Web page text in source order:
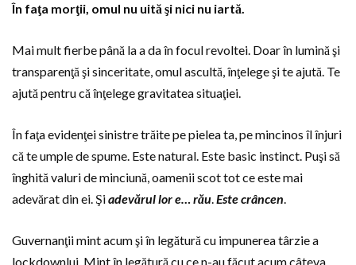
În faţa morţii, omul nu uită şi nici nu iartă.
Mai mult fierbe până la a da în focul revoltei. Doar în lumină şi
transparenţă şi sinceritate, omul ascultă, înţelege şi te ajută. Te
ajută pentru că înţelege gravitatea situaţiei.
În faţa evidenţei sinistre trăite pe pielea ta, pe mincinos îl înjuri
că te umple de spume. Este natural. Este basic instinct. Puşi să
înghită valuri de minciună, oamenii scot tot ce este mai
adevărat din ei. Şiadevărul lor e… rău.Este crâncen.
Guvernanţii mint acum şi în legătură cu impunerea târzie a
lockdownlui. Mint în legătură cu ce n-au făcut acum câteva